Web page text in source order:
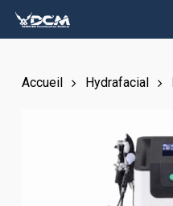
Skip
to
contentAccueil Hydrafacial